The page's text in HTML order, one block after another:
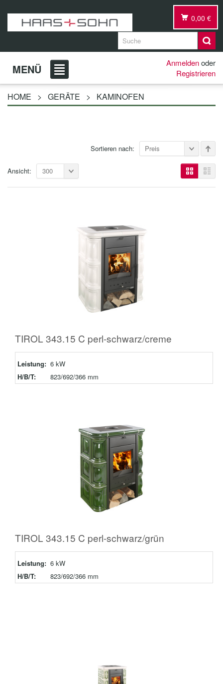
0,00 €
MENÜ Anmeldenoder
Registrieren
HOME > GERÄTE > KAMINOFEN
Sortieren nach: Preis
Ansicht: 300
TIROL 343.15 C perl-schwarz/creme
Leistung: 6 kW
H/B/T:
823/692/366 mm
TIROL 343.15 C perl-schwarz/grün
Leistung: 6 kW
H/B/T:
823/692/366 mm